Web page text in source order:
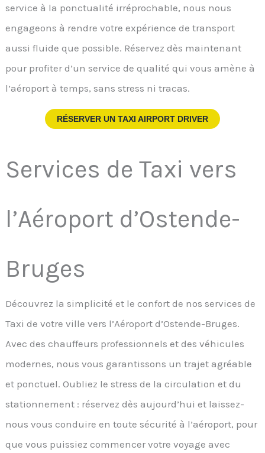
service à la ponctualité irréprochable, nous nous
engageons à rendre votre expérience de transport
aussi fluide que possible. Réservez dès maintenant
pour profiter d’un service de qualité qui vous amène à
l’aéroport à temps, sans stress ni tracas.
RÉSERVER UN TAXI AIRPORT DRIVER
Services de Taxi vers
l’Aéroport d’Ostende-
Bruges
Découvrez la simplicité et le confort de nos services de
Taxi de votre ville vers l’Aéroport d’Ostende-Bruges.
Avec des chauffeurs professionnels et des véhicules
modernes, nous vous garantissons un trajet agréable
et ponctuel. Oubliez le stress de la circulation et du
stationnement : réservez dès aujourd’hui et laissez-
nous vous conduire en toute sécurité à l’aéroport, pour
que vous puissiez commencer votre voyage avec